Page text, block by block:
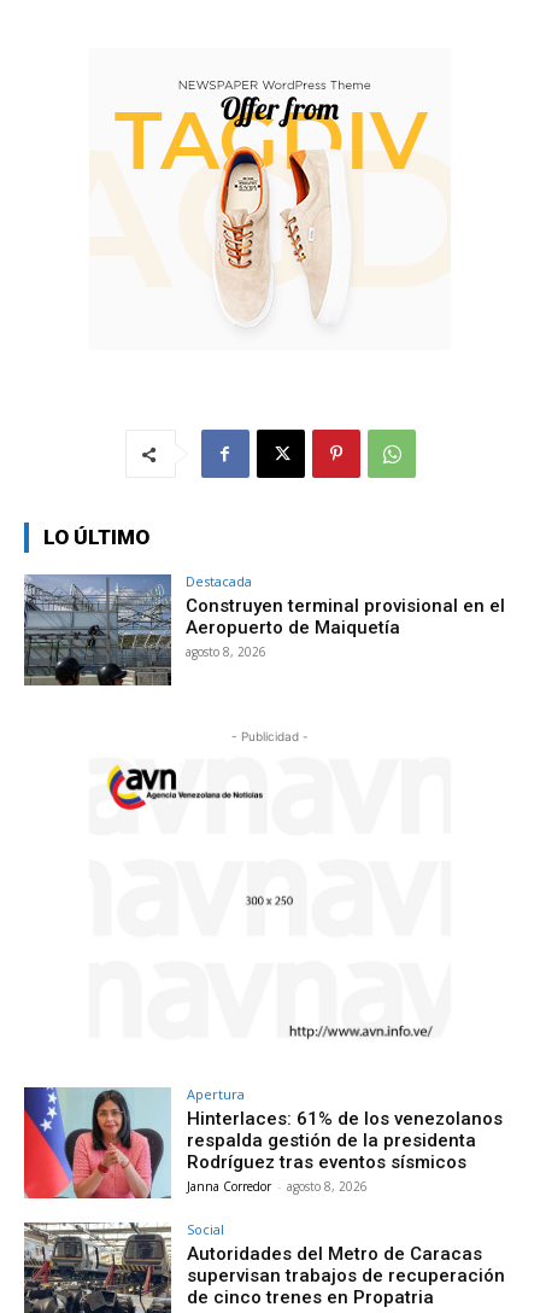
LO ÚLTIMO
Destacada
Construyen terminal provisional en el
Aeropuerto de Maiquetía
agosto 8, 2026
- Publicidad -
Apertura
Hinterlaces: 61% de los venezolanos
respalda gestión de la presidenta
Rodríguez tras eventos sísmicos
Janna Corredor - agosto 8, 2026
Social
Autoridades del Metro de Caracas
supervisan trabajos de recuperación
de cinco trenes en Propatria